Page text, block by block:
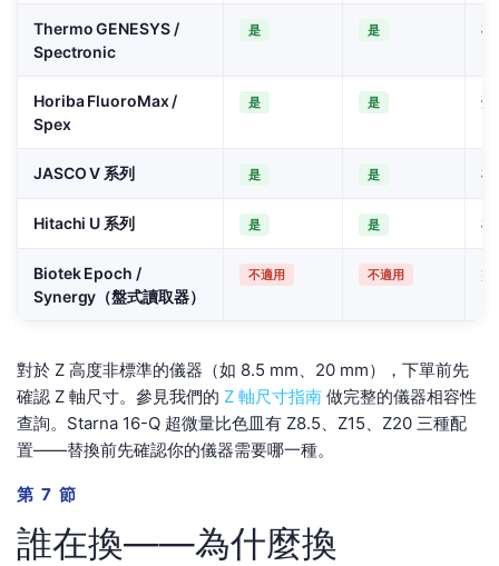
Thermo GENESYS /
Spectronic
是 是
Horiba FluoroMax /
Spex
是 是
JASCO V 系列 是 是
Hitachi U 系列 是 是
Biotek Epoch /
Synergy（盤式讀取器）
不適用 不適用
對於 Z 高度非標準的儀器（如 8.5 mm、20 mm），下單前先
確認 Z 軸尺寸。參見我們的 Z 軸尺寸指南 做完整的儀器相容性
查詢。Starna 16-Q 超微量比色皿有 Z8.5、Z15、Z20 三種配
置——替換前先確認你的儀器需要哪一種。
第 7 節
誰在換——為什麼換